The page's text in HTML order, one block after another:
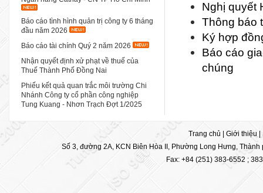
Báo cáo tình hình quản trị công ty 6 tháng
đầu năm 2026
Báo cáo tài chính Quý 2 năm 2026
Nhận quyết định xử phạt về thuế của
Thuế Thành Phố Đồng Nai
Phiếu kết quả quan trắc môi trường Chi
Nhánh Công ty cổ phần công nghiệp
Tung Kuang - Nhơn Trạch Đợt 1/2025
Nghị quyết
Thông báo
Ký hợp
Báo cáo
chúng
Trang chủ Giới thiệu
Số 3, đường 2A, KCN Biên Hòa II, Phường Long Hưng,
Fax: +84 (251) 383-6552 ;